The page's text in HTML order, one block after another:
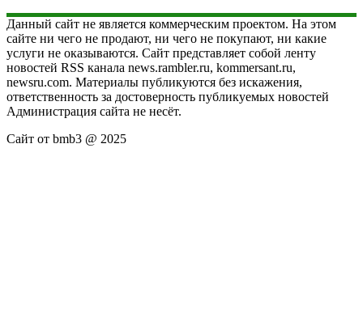
Данный сайт не является коммерческим проектом. На этом
сайте ни чего не продают, ни чего не покупают, ни какие
услуги не оказываются. Сайт представляет собой ленту
новостей RSS канала news.rambler.ru, kommersant.ru,
newsru.com. Материалы публикуются без искажения,
ответственность за достоверность публикуемых новостей
Администрация сайта не несёт.
Сайт от bmb3 @ 2025